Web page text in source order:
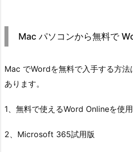
Mac パソコンから無料で
Mac でWordを無料で入手する方
あります。
1、無料で使えるWord Onlineを使
2、Microsoft 365試用版